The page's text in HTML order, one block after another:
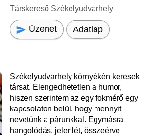
Társkereső Székelyudvarhely
Üzenet Adatlap
Székelyudvarhely környékén keresek
társat. Elengedhetetlen a humor,
hiszen szerintem az egy fokmérő egy
kapcsolaton belül, hogy mennyit
nevetünk a párunkkal. Egymásra
hangolódás, jelenlét, összeérve